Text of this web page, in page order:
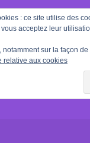
: ce site utilise des
acceptez leur
notamment sur la façon
relative aux cookies